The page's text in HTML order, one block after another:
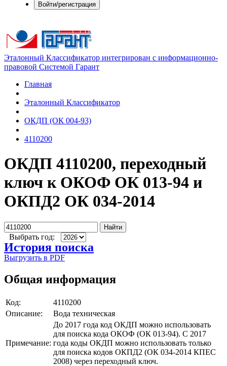
Войти/регистрация
Эталонный Классификатор интегрирован с информационно-
правовой Системой Гарант
Главная
Эталонный Классификатор
ОКДП (ОК 004-93)
4110200
ОКДП 4110200, переходный
ключ к ОКОФ ОК 013-94 и
ОКПД2 ОК 034-2014
Найти
Выбрать год:
История поиска
Выгрузить в PDF
Общая информация
Код:
4110200
Описание:
Вода техническая
Примечание:
До 2017 года код ОКДП можно использовать
для поиска кода ОКОФ (ОК 013-94). C 2017
года коды ОКДП можно использовать только
для поиска кодов ОКПД2 (ОК 034-2014 КПЕС
2008) через переходный ключ.